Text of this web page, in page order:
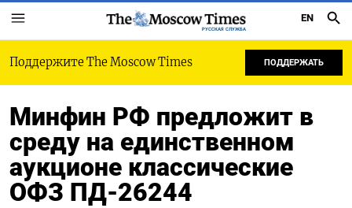
РУССКАЯ СЛУЖБА
EN
Поддержите The Moscow Times ПОДДЕРЖАТЬ
Минфин РФ предложит в
среду на единственном
аукционе классические
ОФЗ ПД-26244